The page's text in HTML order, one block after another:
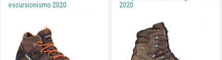
escursionismo 2020
2020